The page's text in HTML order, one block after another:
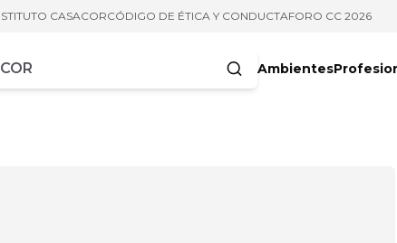
CASACORCÓDIGO DE ÉTICA Y CONDUCTAFORO CC 2026
Ambientes